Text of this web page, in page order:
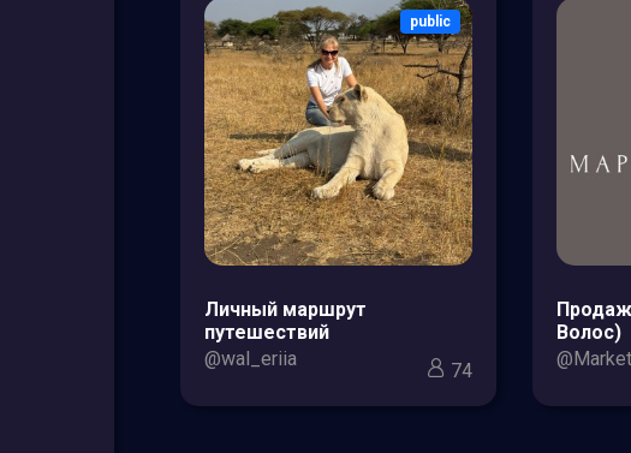
public
Личный маршрут
путешествий
@wal_eriia
74
Волос)